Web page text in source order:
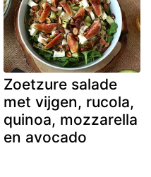
Zoetzure salade
met vijgen, rucola,
quinoa, mozzarella
en avocado